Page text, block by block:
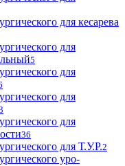
для кесарева
для
5
для
для
для
36
для Т.У.Р.2
уро-